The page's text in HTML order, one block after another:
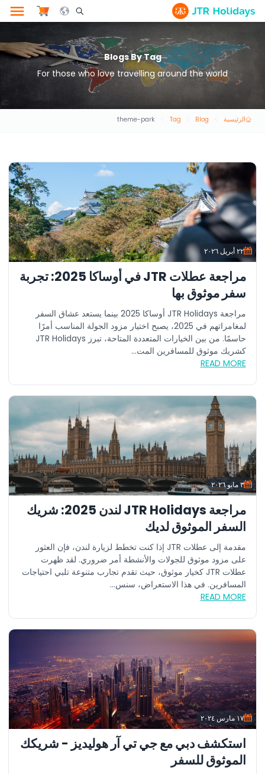
Search Opener Icon
Blogs By Tag
For those who love travelling around the world
الرئيسية Blog
Tag
theme-park
٢٢ أبريل ٢٠٢٦
مراجعة عطلات JTR في أوساكا 2025: تجربة
سفر موثوق بها
مراجعة JTR Holidays أوساكا 2025 بينما يستعد عشاق السفر
لمغامراتهم في 2025، يصبح اختيار مزود الجولة المناسب أمرًا
حاسمًا. من بين الخيارات المتعددة المتاحة، تبرز JTR Holidays
كشريك موثوق للمسافرين المت...
READ MORE
٣ مايو ٢٠٢٦
مراجعة JTR Holidays لندن 2025: شريك
السفر الموثوق لديك
مقدمة إلى عطلات JTR إذا كنت تخطط لزيارة لندن، فإن العثور
على مزود موثوق للجولات والأنشطة أمر ضروري. لقد ظهرت
عطلات JTR كخيار موثوق، حيث تقدم تجارب متنوعة تلبي احتياجات
المسافرين. في هذا الاستعراض، سنس...
READ MORE
١٧ مارس ٢٠٢٤
استكشف دبي مع جي تي آر هوليديز - شريكك
الموثوق للسفر